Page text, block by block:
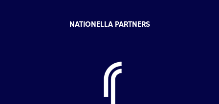
NATIONELLA PARTNERS